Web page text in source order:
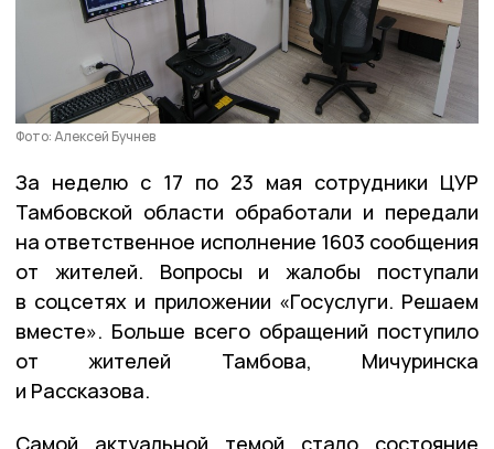
Фото: Алексей Бучнев
За неделю с 17 по 23 мая сотрудники ЦУР
Тамбовской области обработали и передали
на ответственное исполнение 1603 сообщения
от жителей. Вопросы и жалобы поступали
в соцсетях и приложении «Госуслуги. Решаем
вместе». Больше всего обращений поступило
от жителей Тамбова, Мичуринска
и Рассказова.
Самой актуальной темой стало состояние